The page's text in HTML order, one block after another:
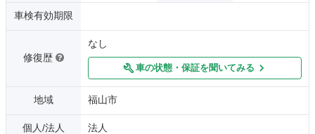
車検有効期限
修復歴
なし
車の状態・保証を聞いてみる
地域 福山市
個人/法人 法人